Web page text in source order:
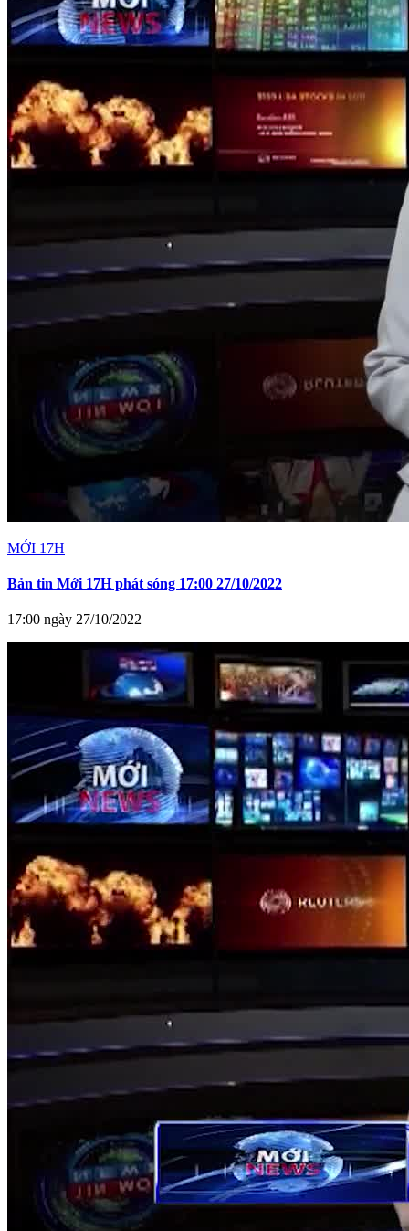
MỚI 17H
Bản tin Mới 17H phát sóng 17:00 27/10/2022
17:00 ngày 27/10/2022